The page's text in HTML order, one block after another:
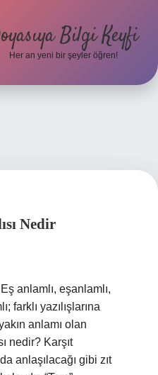
Bilgi Keyfi
Her an yeni bir şeyler öğren!
Nedir
anlamlı, eşanlamlı,
farklı yazılışlarına
anlamı olan
nedir? Karşıt
anlaşılacağı gibi zıt